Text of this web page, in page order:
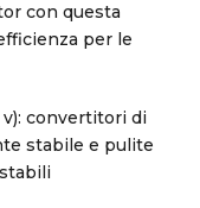
con questa
per le
v): convertitori di
stabile e pulite